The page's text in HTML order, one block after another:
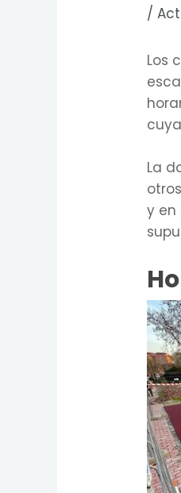
/
Los
La
y en